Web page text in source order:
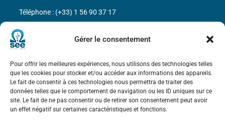
Gérer le consentement
Pour offrir les meilleures expériences, nous utilisons des technologies telles
que les cookies pour stocker et/ou accéder aux informations des appareils.
Le fait de consentir à ces technologies nous permettra de traiter des
données telles que le comportement de navigation ou les ID uniques sur ce
site. Le fait de ne pas consentir ou de retirer son consentement peut avoir
un effet négatif sur certaines caractéristiques et fonctions.
Bicentenaire des découvertes d’André-
Marie Ampère
Mentions légales
Téléphone : (+33) 1 56 90 37 17
N° de SIREN : 785 393 232, Code APE : 9412Z TVA intra-
communautaire : FR44 785 393 232